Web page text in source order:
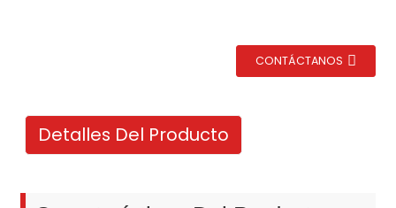
CONTÁCTANOS
Detalles Del Producto